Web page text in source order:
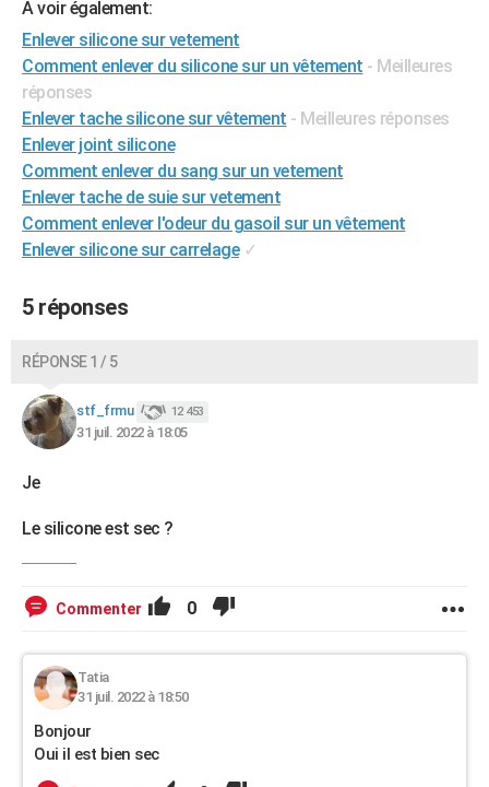
Destinations
Voyage nature
Voyage de noces
GUIDES D'ACHAT
BONS PLANS
CARTE DE VOEUX
Carte de Noël
Carte Bonne année
Carte Saint-Valentin
Carte Pâques
Carte d'anniversaire
DICTIONNAIRE
Dictionnaire
Biographies
Citations
Expressions
Proverbes
PROGRAMME TV
Bricolage
Lifestyle
Culture
Sport
Auto
Television
Voyage
Cinema
A voir également:
Enlever silicone sur vetement
Comment enlever du silicone sur un vêtement - Meilleures
réponses
Enlever tache silicone sur vêtement - Meilleures réponses
Enlever joint silicone
Comment enlever du sang sur un vetement
Enlever tache de suie sur vetement
Comment enlever l'odeur du gasoil sur un vêtement
Enlever silicone sur carrelage ✓
5 réponses
RÉPONSE 1 / 5
stf_frmu 12 453
31 juil. 2022 à 18:05
Je
Le silicone est sec ?
Commenter 0
Tatia
31 juil. 2022 à 18:50
Bonjour
Oui il est bien sec